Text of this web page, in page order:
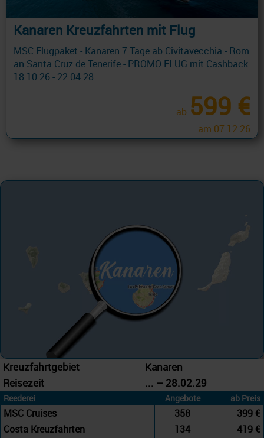
Kanaren Kreuzfahrten mit Flug
MSC Flugpaket - Kanaren 7 Tage ab Civitavecchia - Rom
an Santa Cruz de Tenerife - PROMO FLUG mit Cashback
18.10.26 - 22.04.28
ab 599 €
am 07.12.26
Kreuzfahrtgebiet
Kanaren
Reisezeit
... – 28.02.29
Reederei Angebote ab Preis
MSC Cruises 358
399 €
Costa Kreuzfahrten
134
419 €